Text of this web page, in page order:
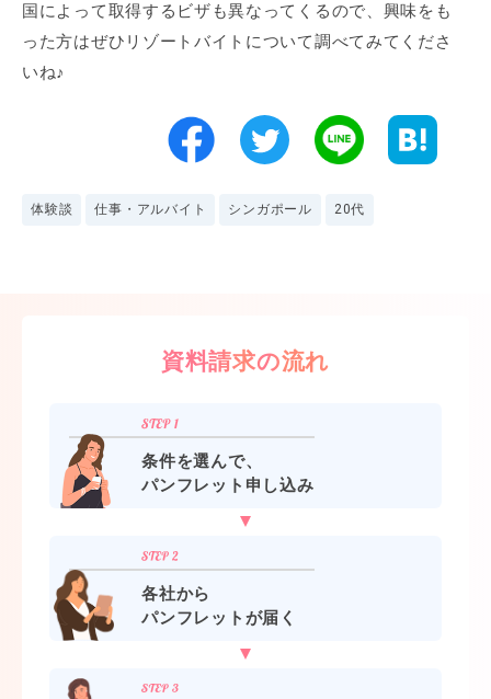
国によって取得するビザも異なってくるので、興味をも
った方はぜひリゾートバイトについて調べてみてくださ
いね♪
体験談 仕事・アルバイト シンガポール 20代
資料請求の流れ
条件を選んで、
パンフレット申し込み
各社から
パンフレットが届く